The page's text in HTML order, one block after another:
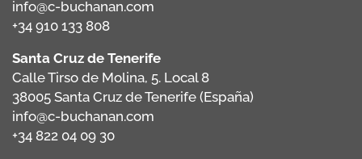
info@c-buchanan.com
+34 910 133 808
Santa Cruz de Tenerife
Calle Tirso de Molina, 5. Local 8
38005 Santa Cruz de Tenerife (España)
info@c-buchanan.com
+34 822 04 09 30